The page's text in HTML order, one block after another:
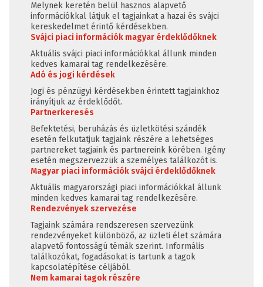
Melynek keretén belül hasznos alapvető
információkkal látjuk el tagjainkat a hazai és svájci
kereskedelmet érintő kérdésekben.
Svájci piaci információk magyar érdeklődőknek
Aktuális svájci piaci információkkal állunk minden
kedves kamarai tag rendelkezésére.
Adó és jogi kérdések
Jogi és pénzügyi kérdésekben érintett tagjainkhoz
irányítjuk az érdeklődőt.
Partnerkeresés
Befektetési, beruházás és üzletkötési szándék
esetén felkutatjuk tagjaink részére a lehetséges
partnereket tagjaink és partnereink körében. Igény
esetén megszervezzük a személyes találkozót is.
Magyar piaci információk svájci érdeklődőknek
Aktuális magyarországi piaci információkkal állunk
minden kedves kamarai tag rendelkezésére.
Rendezvények szervezése
Tagjaink számára rendszeresen szervezünk
rendezvényeket különböző, az üzleti élet számára
alapvető fontosságú témák szerint. Informális
találkozókat, fogadásokat is tartunk a tagok
kapcsolatépítése céljából.
Nem kamarai tagok részére